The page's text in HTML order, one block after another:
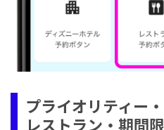
プライオリティー
レストラン・期間